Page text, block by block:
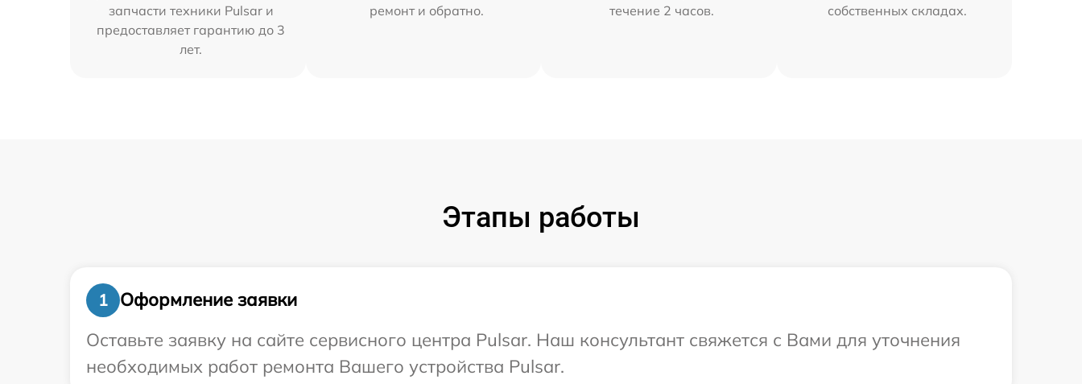
запчасти техники Pulsar и
предоставляет гарантию до 3
лет.
ремонт и обратно.
течение 2 часов.
собственных складах.
Этапы работы
1
Оформление заявки
Оставьте заявку на сайте сервисного центра Pulsar. Наш консультант свяжется с Вами для уточнения
необходимых работ ремонта Вашего устройства Pulsar.